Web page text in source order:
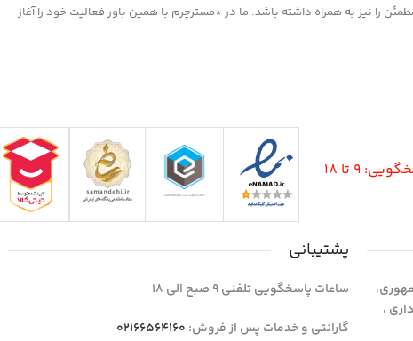
را نیز به همراه داشته باشد. ما در *مسترچرم با همین باور فعالیت خود را آغاز
9 تا 18
کاووسی، پلاک 1393 واحد 4 اداری ،
پشتیبانی
ساعات پاسخگویی تلفنی 9 صبح الی 18
گارانتی و خدمات پس از فروش: 02166564160